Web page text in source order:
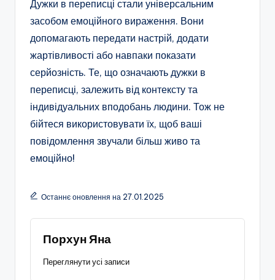
Дужки в переписці стали універсальним
засобом емоційного вираження. Вони
допомагають передати настрій, додати
жартівливості або навпаки показати
серйозність. Те, що означають дужки в
переписці, залежить від контексту та
індивідуальних вподобань людини. Тож не
бійтеся використовувати їх, щоб ваші
повідомлення звучали більш живо та
емоційно!
Останнє оновлення на 27.01.2025
Порхун Яна
Переглянути усі записи